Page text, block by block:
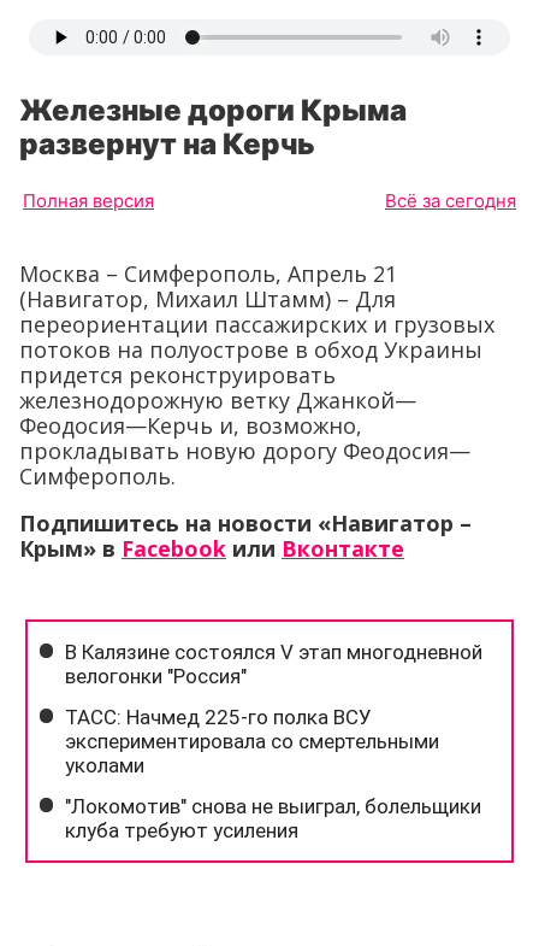
Железные дороги Крыма
развернут на Керчь
Полная версия Всё за сегодня
Москва – Симферополь, Апрель 21
(Навигатор, Михаил Штамм) – Для
переориентации пассажирских и грузовых
потоков на полуострове в обход Украины
придется реконструировать
железнодорожную ветку Джанкой—
Феодосия—Керчь и, возможно,
прокладывать новую дорогу Феодосия—
Симферополь.
Подпишитесь на новости «Навигатор –
Крым» в Facebook или Вконтакте